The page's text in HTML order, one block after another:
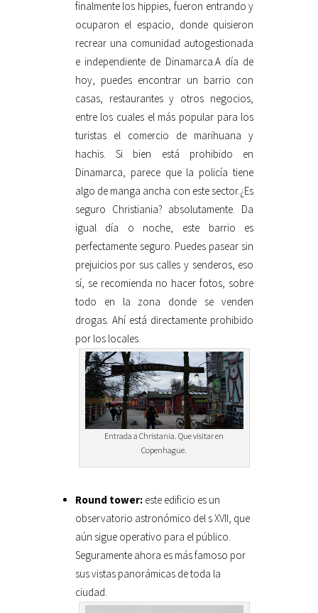
finalmente los hippies, fueron entrando y
ocuparon el espacio, donde quisieron
recrear una comunidad autogestionada
e independiente de Dinamarca.A día de
hoy, puedes encontrar un barrio con
casas, restaurantes y otros negocios,
entre los cuales el más popular para los
turistas el comercio de marihuana y
hachis. Si bien está prohibido en
Dinamarca, parece que la policía tiene
algo de manga ancha con este sector.¿Es
seguro Christiania? absolutamente. Da
igual día o noche, este barrio es
perfectamente seguro. Puedes pasear sin
prejuicios por sus calles y senderos, eso
sí, se recomienda no hacer fotos, sobre
todo en la zona donde se venden
drogas. Ahí está directamente prohibido
por los locales.
Entrada a Christania. Que visitar en
Copenhague.
Round tower:este edificio es un
observatorio astronómico del s XVII, que
aún sigue operativo para el público.
Seguramente ahora es más famoso por
sus vistas panorámicas de toda la
ciudad.